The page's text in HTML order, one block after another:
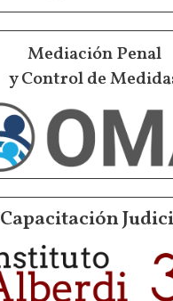
Mediación Penal
y Control de
Capacitación